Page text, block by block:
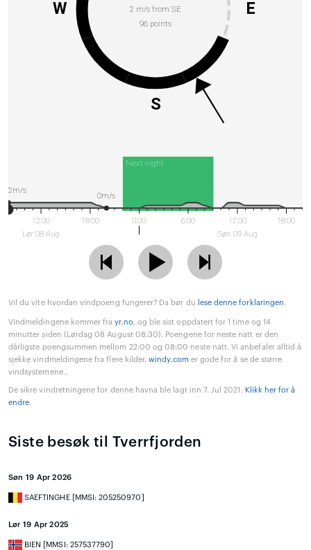
2 m/s from SE
96 points
E
S
W
Next night
12:00
Lør 08 Aug
18:00 0:00 6:00
12:00
Søn 09 Aug
18:00
2m/s
0m/s
Vil du vite hvordan vindpoeng fungerer? Da bør du lese denne forklaringen.
Vindmeldingene kommer frayr.no, og ble sist oppdatert for 1 time og 14
minutter siden (Lørdag 08 August 08:30). Poengene for neste natt er den
dårligste poengsummen mellom 22:00 og 08:00 neste natt. Vi anbefaler alltid å
sjekke vindmeldingene fra flere kilder.windy.comer gode for å se de større
vindsystemene..
De sikre vindretningene for denne havna ble lagt inn 7. Jul 2021. Klikk her for å
endre.
Siste besøk til Tverrfjorden
Søn 19 Apr 2026
SAEFTINGHE [MMSI: 205250970]
Lør 19 Apr 2025
BIEN [MMSI: 257537790]